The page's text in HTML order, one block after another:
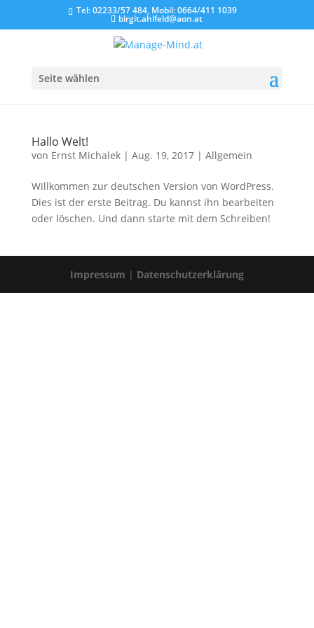
Tel: 02233/57 484, Mobil: 0664/411 1039
birgit.ahlfeld@aon.at
Seite wählen
Hallo Welt!
von Ernst Michalek| Aug. 19, 2017| Allgemein
Willkommen zur deutschen Version von WordPress.
Dies ist der erste Beitrag. Du kannst ihn bearbeiten
oder löschen. Und dann starte mit dem Schreiben!
Impressum | Datenschutzerklärung